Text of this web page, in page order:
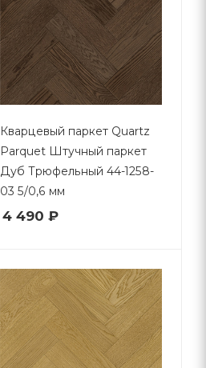
Кварцевый паркет Quartz
Parquet Штучный паркет
Дуб Трюфельный 44-1258-
03 5/0,6 мм
4 490 ₽